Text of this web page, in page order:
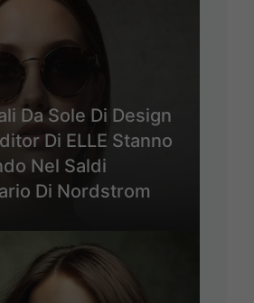
Da Sole Di Design
Di ELLE Stanno
Nel Saldi
Di Nordstrom